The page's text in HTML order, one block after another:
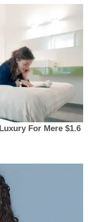
For Mere $1.6